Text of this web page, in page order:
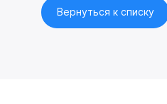
Вернуться к списку